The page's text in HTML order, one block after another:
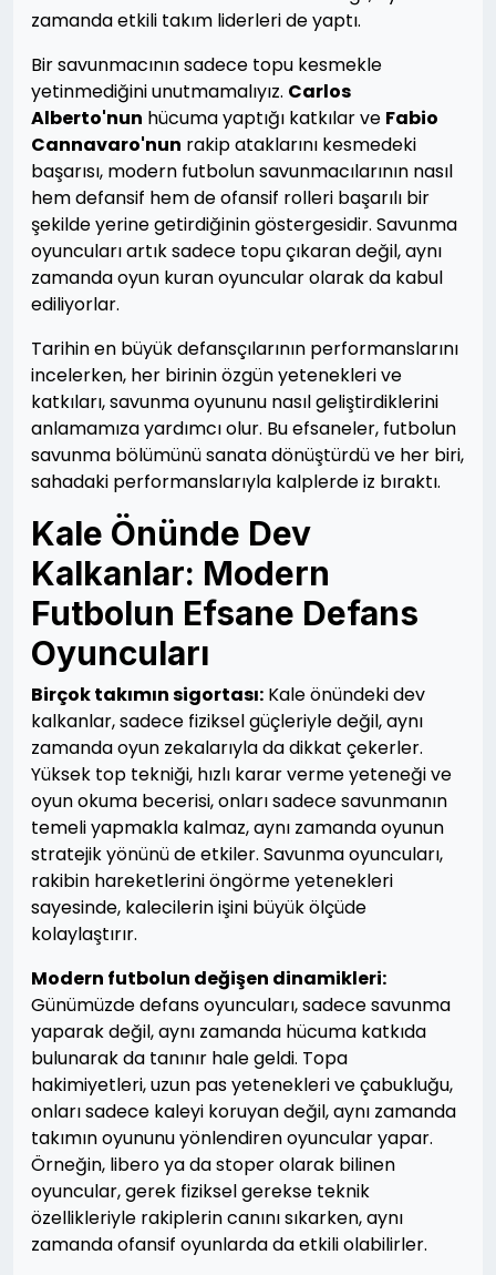
zamanda etkili takım liderleri de yaptı.
Bir savunmacının sadece topu kesmekle
yetinmediğini unutmamalıyız. Carlos
Alberto'nun hücuma yaptığı katkılar ve Fabio
Cannavaro'nun rakip ataklarını kesmedeki
başarısı, modern futbolun savunmacılarının nasıl
hem defansif hem de ofansif rolleri başarılı bir
şekilde yerine getirdiğinin göstergesidir. Savunma
oyuncuları artık sadece topu çıkaran değil, aynı
zamanda oyun kuran oyuncular olarak da kabul
ediliyorlar.
Tarihin en büyük defansçılarının performanslarını
incelerken, her birinin özgün yetenekleri ve
katkıları, savunma oyununu nasıl geliştirdiklerini
anlamamıza yardımcı olur. Bu efsaneler, futbolun
savunma bölümünü sanata dönüştürdü ve her biri,
sahadaki performanslarıyla kalplerde iz bıraktı.
Kale Önünde Dev
Kalkanlar: Modern
Futbolun Efsane Defans
Oyuncuları
Birçok takımın sigortası: Kale önündeki dev
kalkanlar, sadece fiziksel güçleriyle değil, aynı
zamanda oyun zekalarıyla da dikkat çekerler.
Yüksek top tekniği, hızlı karar verme yeteneği ve
oyun okuma becerisi, onları sadece savunmanın
temeli yapmakla kalmaz, aynı zamanda oyunun
stratejik yönünü de etkiler. Savunma oyuncuları,
rakibin hareketlerini öngörme yetenekleri
sayesinde, kalecilerin işini büyük ölçüde
kolaylaştırır.
Modern futbolun değişen dinamikleri:
Günümüzde defans oyuncuları, sadece savunma
yaparak değil, aynı zamanda hücuma katkıda
bulunarak da tanınır hale geldi. Topa
hakimiyetleri, uzun pas yetenekleri ve çabukluğu,
onları sadece kaleyi koruyan değil, aynı zamanda
takımın oyununu yönlendiren oyuncular yapar.
Örneğin, libero ya da stoper olarak bilinen
oyuncular, gerek fiziksel gerekse teknik
özellikleriyle rakiplerin canını sıkarken, aynı
zamanda ofansif oyunlarda da etkili olabilirler.